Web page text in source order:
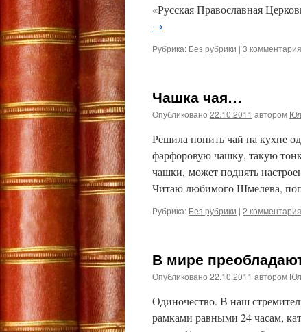
«Русская Православная
→
Рубрика: Без рубрики | 3 комментария
Чашка чая…
Опубликовано 22.10.2011 автором
Решила попить чай на кухне
фарфоровую чашку, такую
чашки, может поднять
Читаю любимого Шмелева,
Рубрика: Без рубрики | 2 комментария
В мире
Опубликовано 22.10.2011 автором
Одиночество. В наш
рамками равными 24 часам,